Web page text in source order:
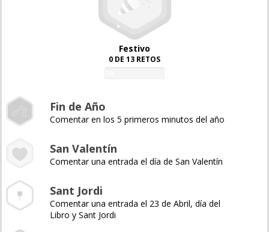
Festivo
0 DE 13 RETOS
Fin de Año
Comentar en los 5 primeros minutos del año
San Valentín
Comentar una entrada el día de San Valentín
Sant Jordi
Comentar una entrada el 23 de Abril, día del
Libro y Sant Jordi